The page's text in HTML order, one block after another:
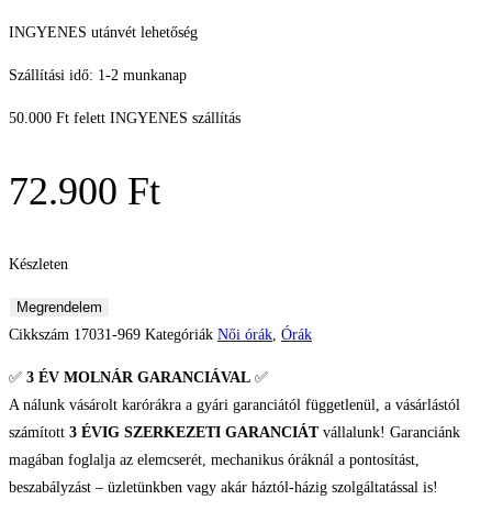
INGYENES utánvét lehetőség
Szállítási idő: 1-2 munkanap
50.000 Ft felett INGYENES szállítás
72.900 Ft
Készleten
Bering
Női
mennyiség
Megrendelem
Cikkszám 17031-969 Kategóriák Női órák, Órák
✅ 3 ÉV MOLNÁR GARANCIÁVAL ✅
A nálunk vásárolt karórákra a gyári garanciától függetlenül, a vásárlástól
számított 3 ÉVIG SZERKEZETI GARANCIÁTvállalunk! Garanciánk
magában foglalja az elemcserét, mechanikus óráknál a pontosítást,
beszabályzást – üzletünkben vagy akár háztól-házig szolgáltatással is!